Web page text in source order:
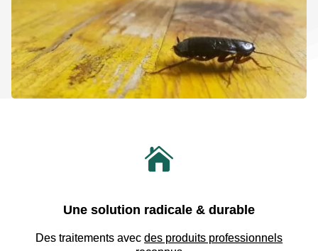

Une solution radicale & durable
Des traitements avec des produits professionnels